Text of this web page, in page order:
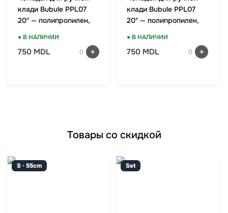
клади Bubule PPL07
20" — полипропилен,
● В НАЛИЧИИ
750 MDL 0
клади Bubule PPL07
20" — полипропилен,
● В НАЛИЧИИ
750 MDL 0
Товары со скидкой
S · 55cm Set